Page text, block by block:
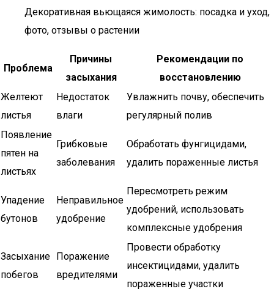
Декоративная вьющаяся жимолость: посадка и уход,
фото, отзывы о растении
Проблема
Причины
засыхания
Рекомендации по
восстановлению
Желтеют
листья
Недостаток
влаги
Увлажнить почву, обеспечить
регулярный полив
Появление
пятен на
листьях
Грибковые
заболевания
Обработать фунгицидами,
удалить пораженные листья
Упадение
бутонов
Неправильное
удобрение
Пересмотреть режим
удобрений, использовать
комплексные удобрения
Засыхание
побегов
Поражение
вредителями
Провести обработку
инсектицидами, удалить
пораженные участки